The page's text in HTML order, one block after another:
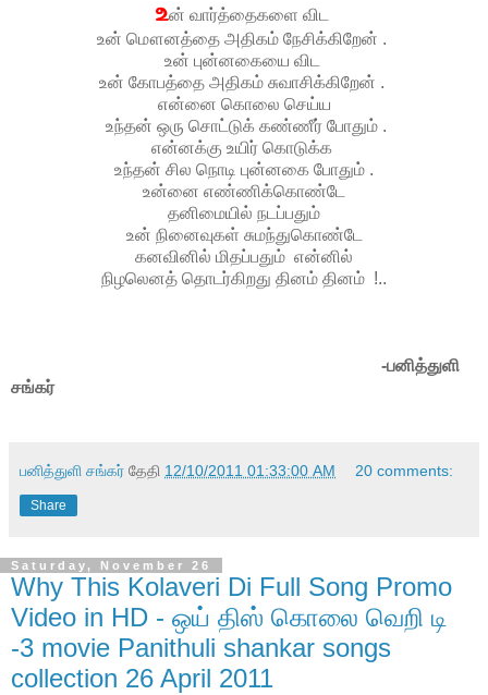
உன் வார்த்தைகளை விட
உன் மௌனத்தை அதிகம் நேசிக்கிறேன் .
உன் புன்னகையை விட
உன் கோபத்தை அதிகம் சுவாசிக்கிறேன் .
என்னை கொலை செய்ய
உந்தன் ஒரு சொட்டுக் கண்ணீர் போதும் .
என்னக்கு உயிர் கொடுக்க
உந்தன் சில நொடி புன்னகை போதும் .
உன்னை எண்ணிக்கொண்டே
தனிமையில் நடப்பதும்
உன் நினைவுகள் சுமந்துகொண்டே
கனவினில் மிதப்பதும் என்னில்
நிழலெனத் தொடர்கிறது தினம் தினம் !..
-பனித்துளி
சங்கர்
பனித்துளி சங்கர் தேதி 12/10/2011 01:33:00 AM 20 comments:
Share
Saturday, November 26
Why This Kolaveri Di Full Song Promo
Video in HD - ஒய் திஸ் கொலை வெறி டி
-3 movie Panithuli shankar songs
collection 26 April 2011